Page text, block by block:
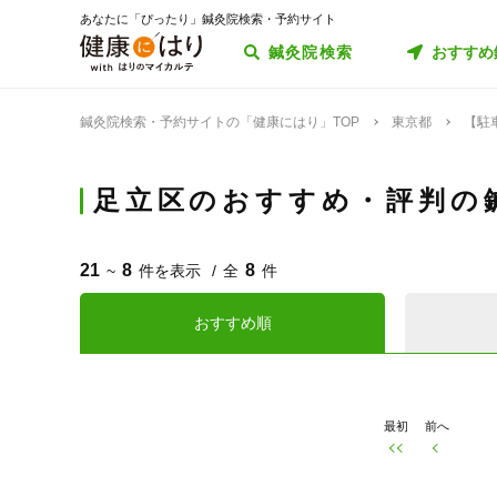
あなたに「ぴったり」鍼灸院検索・予約サイト
鍼灸院検索 おすす
鍼灸院検索・予約サイトの「健康にはり」TOP 東京都 【
足立区のおすすめ・評判
21 ~ 8 件を表示 全 8 件
おすすめ順
最初 前へ